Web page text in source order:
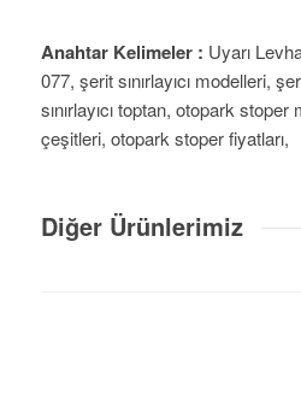
Anahtar Kelimeler : Uyarı
077, şerit sınırlayıcı modelleri,
sınırlayıcı toptan, otopark
çeşitleri, otopark stoper fiyatları,
Diğer Ürünlerimiz